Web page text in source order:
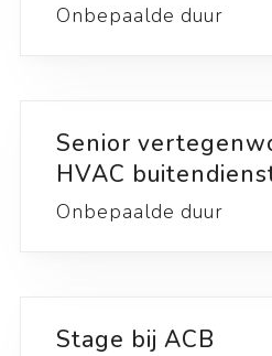
Onbepaalde duur
Senior
HVAC
Onbepaalde duur
Stage bij ACB